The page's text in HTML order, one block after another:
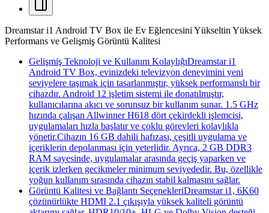
Dreamstar i1 Android TV Box ile Ev Eğlencesini Yükseltin Yüksek
Performans ve Gelişmiş Görüntü Kalitesi
Gelişmiş Teknoloji ve Kullanım KolaylığıDreamstar i1
Android TV Box, evinizdeki televizyon deneyimini yeni
seviyelere taşımak için tasarlanmıştır, yüksek performanslı bir
cihazdır. Android 12 işletim sistemi ile donatılmıştır,
kullanıcılarına akıcı ve sorunsuz bir kullanım sunar. 1.5 GHz
hızında çalışan Allwinner H618 dört çekirdekli işlemcisi,
uygulamaları hızla başlatır ve çoklu görevleri kolaylıkla
yönetir.Cihazın 16 GB dahili hafızası, çeşitli uygulama ve
içeriklerin depolanması için yeterlidir. Ayrıca, 2 GB DDR3
RAM sayesinde, uygulamalar arasında geçiş yaparken ve
içerik izlerken gecikmeler minimum seviyededir. Bu, özellikle
yoğun kullanım sırasında cihazın stabil kalmasını sağlar.
Görüntü Kalitesi ve Bağlantı SeçenekleriDreamstar i1, 6K60
çözünürlükte HDMI 2.1 çıkışıyla yüksek kaliteli görüntü